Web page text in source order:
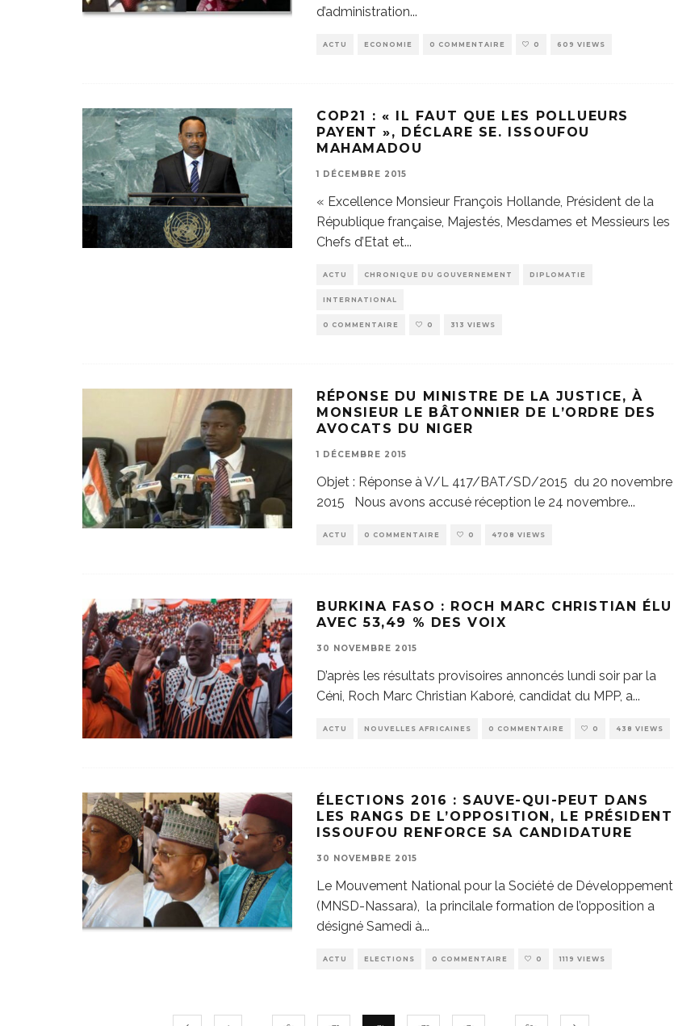
d’administration...
ACTU ECONOMIE 0 COMMENTAIRE 0 609 VIEWS
COP21 : « IL FAUT QUE LES POLLUEURS
PAYENT », DÉCLARE SE. ISSOUFOU
MAHAMADOU
1 DÉCEMBRE 2015
« Excellence Monsieur François Hollande, Président de la
République française, Majestés, Mesdames et Messieurs les
Chefs d’Etat et...
ACTU CHRONIQUE DU GOUVERNEMENT DIPLOMATIE
INTERNATIONAL
0 COMMENTAIRE 0 313 VIEWS
RÉPONSE DU MINISTRE DE LA JUSTICE, À
MONSIEUR LE BÂTONNIER DE L’ORDRE DES
AVOCATS DU NIGER
1 DÉCEMBRE 2015
Objet : Réponse à V/L 417/BAT/SD/2015 du 20 novembre
2015 Nous avons accusé réception le 24 novembre...
ACTU 0 COMMENTAIRE 0 4708 VIEWS
BURKINA FASO : ROCH MARC CHRISTIAN ÉLU
AVEC 53,49 % DES VOIX
30 NOVEMBRE 2015
D’après les résultats provisoires annoncés lundi soir par la
Céni, Roch Marc Christian Kaboré, candidat du MPP, a...
ACTU NOUVELLES AFRICAINES 0 COMMENTAIRE 0 438 VIEWS
ÉLECTIONS 2016 : SAUVE-QUI-PEUT DANS
LES RANGS DE L’OPPOSITION, LE PRÉSIDENT
ISSOUFOU RENFORCE SA CANDIDATURE
30 NOVEMBRE 2015
Le Mouvement National pour la Société de Développement
(MNSD-Nassara), la princilale formation de l’opposition a
désigné Samedi à...
ACTU ELECTIONS 0 COMMENTAIRE 0 1119 VIEWS